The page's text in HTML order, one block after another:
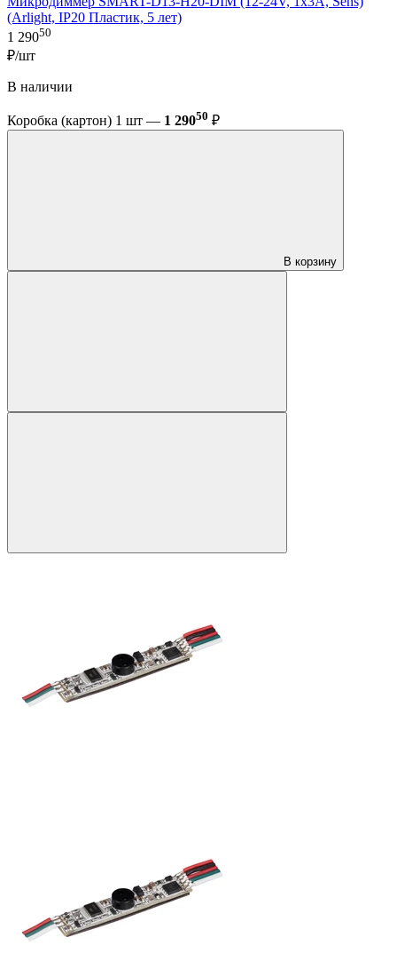
(Arlight, IP20 Пластик, 5 лет)
1 29050
₽/шт
В наличии
Коробка (картон) 1 шт — 1 29050 ₽
В корзину